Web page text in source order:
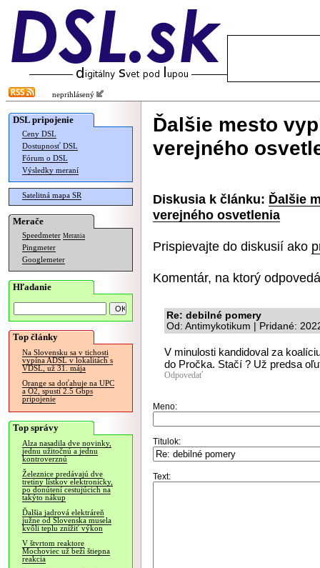
neprihlásený
DSL pripojenie
Ceny DSL
Dostupnosť DSL
Fórum o DSL
Výsledky meraní
Satelitná mapa SR
Merače
Speedmeter Merania
Pingmeter
Googlemeter
Hľadanie
Top články
Na Slovensku sa v tichosti
vypína ADSL v lokalitách s
VDSL, už 31. mája
Orange sa doťahuje na UPC
a O2, spustí 2.5 Gbps
pripojenie
Top správy
Alza nasadila dve novinky,
jednu užitočnú a jednu
kontroverznú
Železnice predávajú dve
tretiny lístkov elektronicky,
po donútení cestujúcich na
takýto nákup
Ďalšia jadrová elektráreň
južne od Slovenska musela
kvôli teplu znížiť výkon
V štvrtom reaktore
Mochoviec už beží štiepna
reakcia
Ďalšie mesto
verejného
Diskusia k článku: Ďalšie
verejného osvetlenia
Prispievajte do diskusií ako
Komentár, na ktorý
Re: debilné pomery
Od: Antimykotikum | Pridané:
V minulosti kandidoval za
do Pročka. Stačí ? Už predsa
Odpovedať
Meno:
Titulok:
Text: